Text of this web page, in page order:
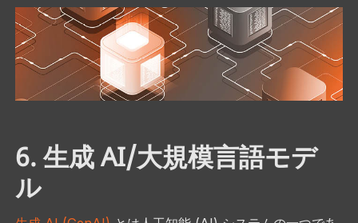
6. 生成 AI/大規模言語モデ
ル